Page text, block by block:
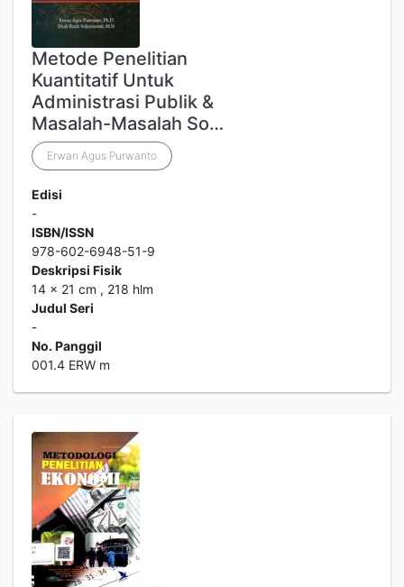
Metode Penelitian
Kuantitatif Untuk
Administrasi Publik &
Masalah-Masalah So…
Erwan Agus Purwanto
Edisi
-
ISBN/ISSN
978-602-6948-51-9
Deskripsi Fisik
14 x 21 cm , 218 hlm
Judul Seri
-
No. Panggil
001.4 ERW m